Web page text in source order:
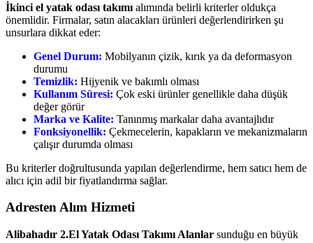
İkinci el yatak odası takımı alımında belirli kriterler oldukça
önemlidir. Firmalar, satın alacakları ürünleri değerlendirirken şu
unsurlara dikkat eder:
Genel Durum: Mobilyanın çizik, kırık ya da deformasyon
durumu
Temizlik: Hijyenik ve bakımlı olması
Kullanım Süresi: Çok eski ürünler genellikle daha düşük
değer görür
Marka ve Kalite: Tanınmış markalar daha avantajlıdır
Fonksiyonellik: Çekmecelerin, kapakların ve mekanizmaların
çalışır durumda olması
Bu kriterler doğrultusunda yapılan değerlendirme, hem satıcı hem de
alıcı için adil bir fiyatlandırma sağlar.
Adresten Alım Hizmeti
Alibahadır 2.El Yatak Odası Takımı Alanlar sunduğu en büyük